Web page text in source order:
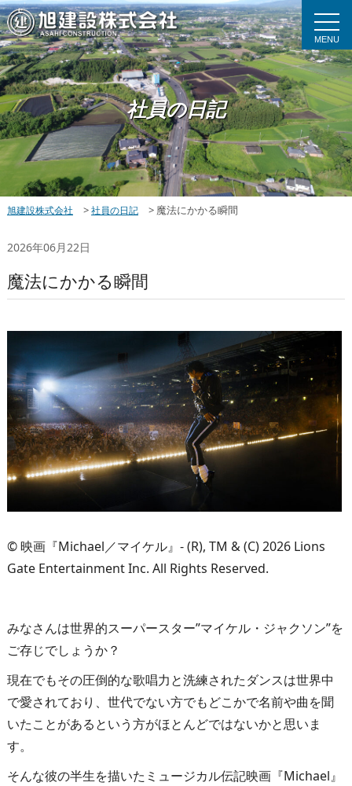
MENU
社員の日記
旭建設株式会社 > 社員の日記 > 魔法にかかる瞬間
2026年06月22日
魔法にかかる瞬間
© 映画『Michael／マイケル』- (R), TM & (C) 2026 Lions
Gate Entertainment Inc. All Rights Reserved.
みなさんは世界的スーパースター”マイケル・ジャクソン”を
ご存じでしょうか？
現在でもその圧倒的な歌唱力と洗練されたダンスは世界中
で愛されており、世代でない方でもどこかで名前や曲を聞
いたことがあるという方がほとんどではないかと思いま
す。
そんな彼の半生を描いたミュージカル伝記映画『Michael』